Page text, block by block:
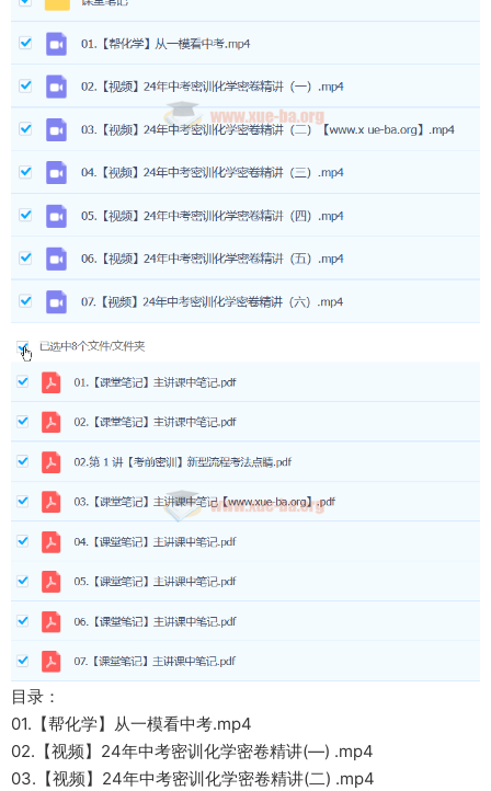
目录：
01.【帮化学】从一模看中考.mp4
02.【视频】24年中考密训化学密卷精讲(—) .mp4
03.【视频】24年中考密训化学密卷精讲(二) .mp4